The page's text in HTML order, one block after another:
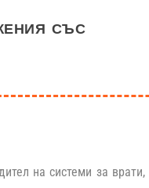
със
на системи за врати,